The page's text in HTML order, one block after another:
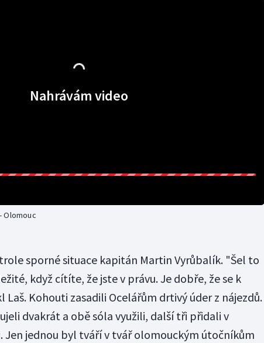
Nahrávám video
Olomouc
sporné situace kapitán Martin Vyrůbalík. "Šel to
když cítíte, že jste v právu. Je dobře, že se k
Kohouti zasadili Ocelářům drtivý úder z nájezdů.
dvakrát a obě sóla využili, další tři přidali v
jednou byl tváří v tvář olomouckým útočníkům